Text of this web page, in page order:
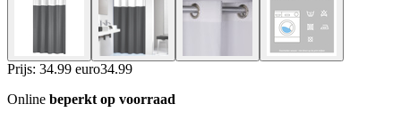
Prijs: 34.99 euro34.99
Online beperkt op voorraad